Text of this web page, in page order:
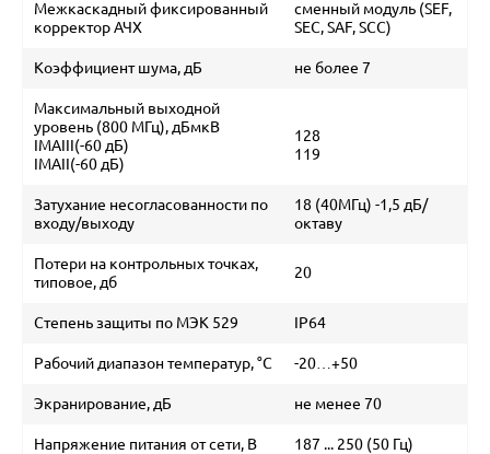
Межкаскадный фиксированный
корректор АЧХ
сменный модуль (SEF,
SEC, SAF, SCC)
Коэффициент шума, дБ не более 7
Максимальный выходной
уровень (800 МГц), дБмкВ
IMAIII(-60 дБ)
IMAII(-60 дБ)
128
119
Затухание несогласованности по
входу/выходу
18 (40МГц) -1,5 дБ/
октаву
Потери на контрольных точках,
типовое, дб
20
Степень защиты по МЭК 529 IP64
Рабочий диапазон температур, °С -20…+50
Экранирование, дБ не менее 70
Напряжение питания от сети, В 187 ... 250 (50 Гц)